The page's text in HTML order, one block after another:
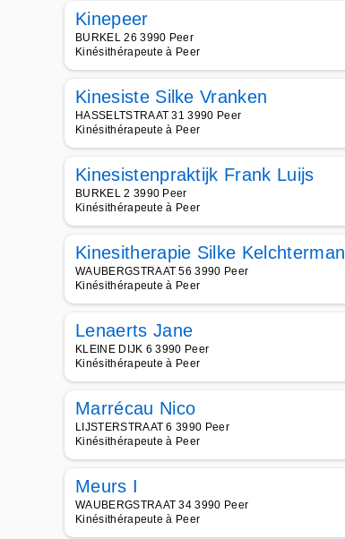
Kinepeer
BURKEL 26 3990 Peer
Kinésithérapeute à Peer
Kinesiste Silke Vranken
HASSELTSTRAAT 31 3990 Peer
Kinésithérapeute à Peer
Kinesistenpraktijk Frank Luijs
BURKEL 2 3990 Peer
Kinésithérapeute à Peer
Kinesitherapie Silke
WAUBERGSTRAAT 56 3990 Peer
Kinésithérapeute à Peer
Lenaerts Jane
KLEINE DIJK 6 3990 Peer
Kinésithérapeute à Peer
Marrécau Nico
LIJSTERSTRAAT 6 3990 Peer
Kinésithérapeute à Peer
Meurs I
WAUBERGSTRAAT 34 3990 Peer
Kinésithérapeute à Peer